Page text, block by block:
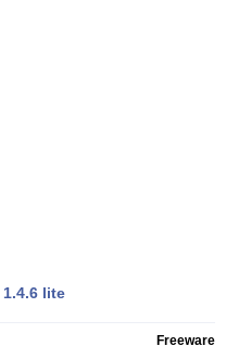
1.4.6 lite
Freeware